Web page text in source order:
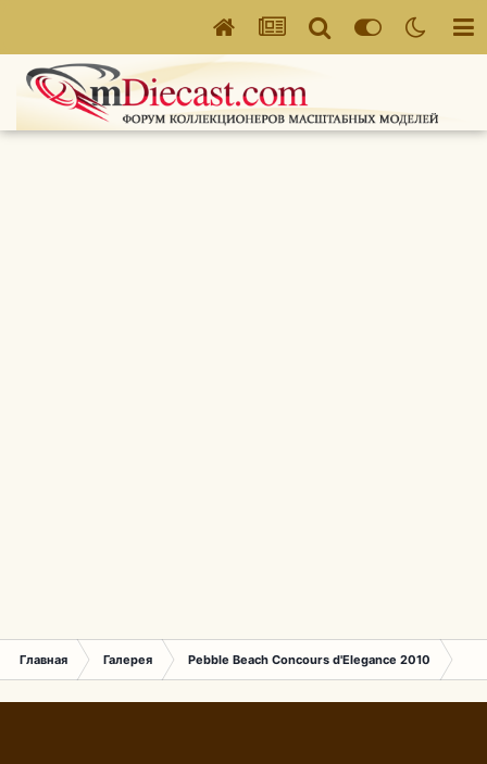
Главная Галерея Pebble Beach Concours d'Elegance 2010